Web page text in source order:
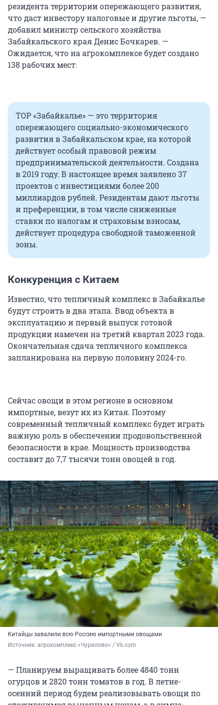
резидента территории опережающего развития,
что даст инвестору налоговые и другие льготы, —
добавил министр сельского хозяйства
Забайкальского края Денис Бочкарев. —
Ожидается, что на агрокомплексе будет создано
138 рабочих мест.
ТОР «Забайкалье» — это территория
опережающего социально-экономического
развития в Забайкальском крае, на которой
действует особый правовой режим
предпринимательской деятельности. Создана
в 2019 году. В настоящее время заявлено 37
проектов с инвестициями более 200
миллиардов рублей. Резидентам дают льготы
и преференции, в том числе сниженные
ставки по налогам и страховым взносам,
действует процедура свободной таможенной
зоны.
Конкуренция с Китаем
Известно, что тепличный комплекс в Забайкалье
будут строить в два этапа. Ввод объекта в
эксплуатацию и первый выпуск готовой
продукции намечен на третий квартал 2023 года.
Окончательная сдача тепличного комплекса
запланирована на первую половину 2024-го.
Сейчас овощи в этом регионе в основном
импортные, везут их из Китая. Поэтому
современный тепличный комплекс будет играть
важную роль в обеспечении продовольственной
безопасности в крае. Мощность производства
составит до 7,7 тысячи тонн овощей в год.
Китайцы завалили всю Россию импортными овощами
Источник: агрокомплекс «Чурилово» / Vk.com
— Планируем выращивать более 4840 тонн
огурцов и 2820 тонн томатов в год. В летне-
осенний период будем реализовывать овощи по